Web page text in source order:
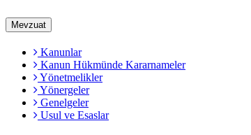
Mevzuat
Kanunlar
Kanun Hükmünde Kararnameler
Yönetmelikler
Yönergeler
Genelgeler
Usul ve Esaslar